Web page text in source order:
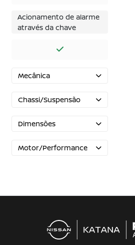
Acionamento de alarme
através da chave
Mecânica
Chassi/Suspensão
Dimensões
Motor/Performance